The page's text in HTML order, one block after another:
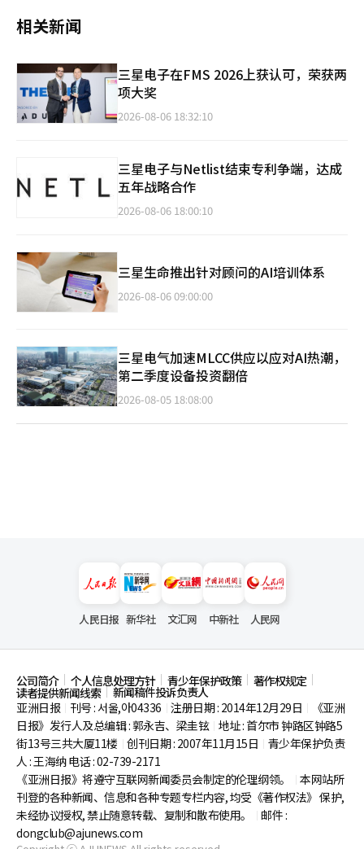
相关新闻
三星电子在FMS 2026上获认可，荣获两
项大奖
2026-08-06 18:32:10
三星电子与Netlist结束专利争端，达成
五年战略合作
2026-08-06 18:00:10
三星生命推出针对顾问的AI培训体系
2026-08-06 09:00:00
三星电气加速MLCC供应以应对AI热潮，
第二季度设备投资翻倍
2026-08-05 18:08:00
人民日报 新华社 文汇网 中新社 人民网
公司简介 个人信息处理方针 青少年保护政策 著作权规定
读者提供新闻线索
新闻稿件投诉负责人
亚洲日报
刊号 : 서울,아04336 注册日期 : 2014年12月29日
《亚洲
日报》发行人及总编辑 : 郭永吉、梁圭铉 地址 : 首尔市钟路区钟路5
街13号三共大厦11楼 创刊日期 : 2007年11月15日
青少年保护负责
人 : 王海纳 电话 : 02-739-2171
《亚洲日报》将遵守互联网新闻委员会制定的伦理纲领。
本网站所
刊登的各种新闻、信息和各种专题专栏内容, 均受《著作权法》 保护,
未经协议授权, 禁止随意转载、复制和散布使用。
邮件 :
dongclub@ajunews.com